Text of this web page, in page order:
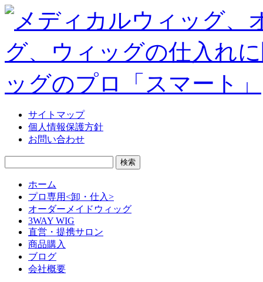
サイトマップ
個人情報保護方針
お問い合わせ
ホーム
プロ専用<卸・仕入>
オーダーメイドウィッグ
3WAY WIG
直営・提携サロン
商品購入
ブログ
会社概要